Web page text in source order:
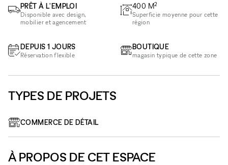
PRÊT À L'EMPLOI
Disponible avec design,
mobilier et agencement
DEPUIS 1 JOURS
Réservation flexible
400 M2
Superficie moyenne pour cette
région
BOUTIQUE
magasin typique de cette zone
TYPES DE PROJETS
COMMERCE DE DÉTAIL
À PROPOS DE CET ESPACE